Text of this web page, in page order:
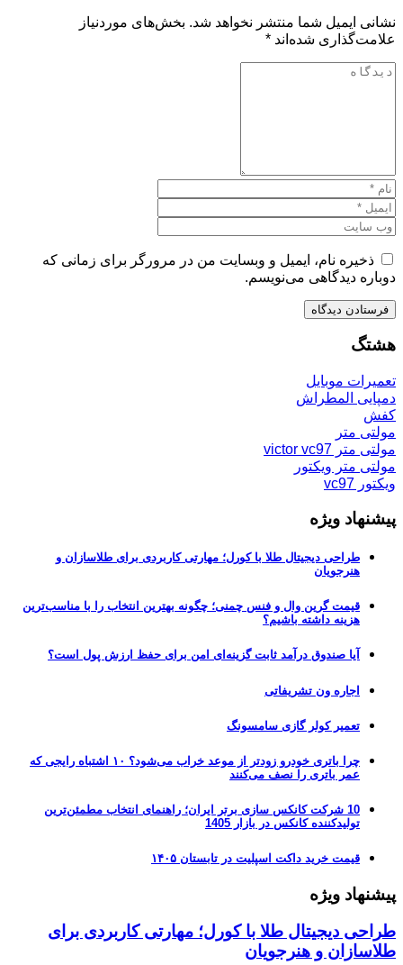
نشانی ایمیل شما منتشر نخواهد شد. بخش‌های موردنیاز
علامت‌گذاری شده‌اند *
ذخیره نام، ایمیل و وبسایت من در مرورگر برای زمانی که
دوباره دیدگاهی می‌نویسم.
هشتگ
تعمیرات موبایل
دمپایی المطراش
کفش
مولتی متر
مولتی متر victor vc97
مولتی متر ویکتور
ویکتور vc97
پیشنهاد ویژه
طراحی دیجیتال طلا با کورل؛ مهارتی کاربردی برای طلاسازان و
هنرجویان
قیمت گرین وال و فنس چمنی؛ چگونه بهترین انتخاب را با مناسب‌ترین
هزینه داشته باشیم؟
آیا صندوق درآمد ثابت گزینه‌ای امن برای حفظ ارزش پول است؟
اجاره ون تشریفاتی
تعمیر کولر گازی سامسونگ
چرا باتری خودرو زودتر از موعد خراب می‌شود؟ ۱۰ اشتباه رایجی که
عمر باتری را نصف می‌کنند
10 شرکت کانکس سازی برتر ایران؛ راهنمای انتخاب مطمئن‌ترین
تولیدکننده کانکس در بازار 1405
قیمت خرید داکت اسپلیت در تابستان ۱۴۰۵
پیشنهاد ویژه
طراحی دیجیتال طلا با کورل؛ مهارتی کاربردی برای
طلاسازان و هنرجویان